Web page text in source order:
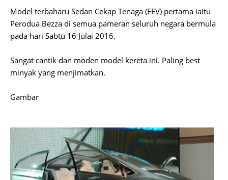
Model terbaharu Sedan Cekap Tenaga (EEV) pertama iaitu
Perodua Bezza di semua pameran seluruh negara bermula
pada hari Sabtu 16 Julai 2016.
Sangat cantik dan moden model kereta ini. Paling best
minyak yang menjimatkan.
Gambar